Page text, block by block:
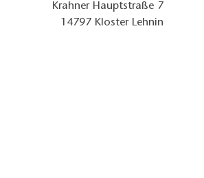
Krahner Hauptstraße 7
14797 Kloster Lehnin